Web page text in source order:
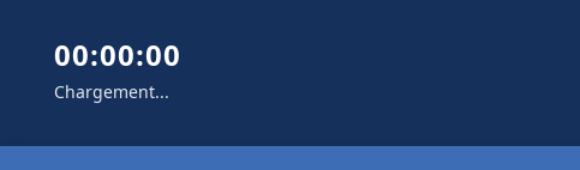
00:00:00
Chargement...